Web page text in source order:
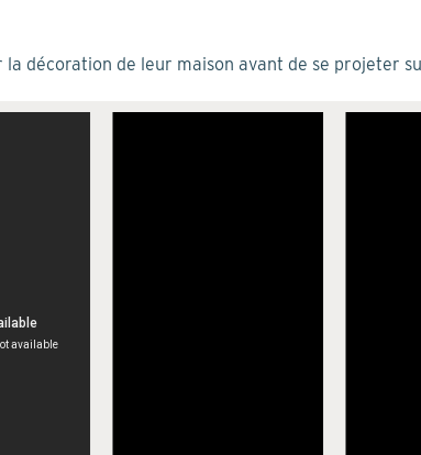
décoration de leur maison avant de se projeter